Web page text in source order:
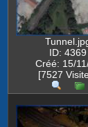
ID: 4369
Créé: 15/
[7527